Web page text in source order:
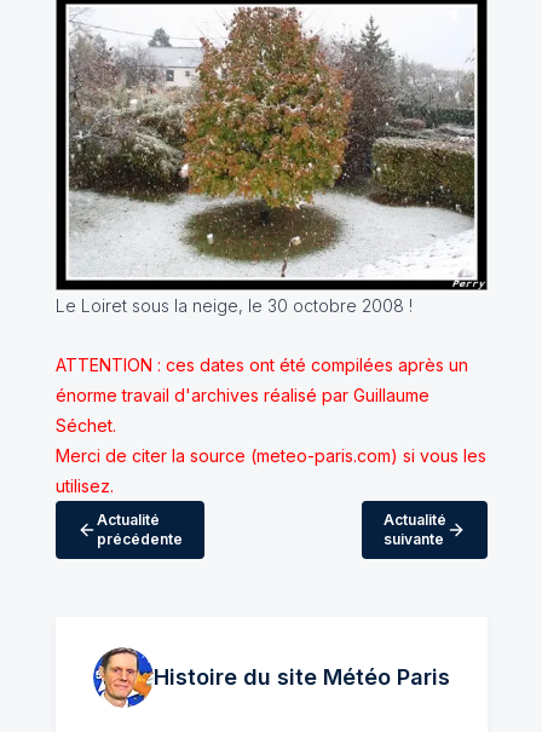
Le Loiret sous la neige, le 30 octobre 2008 !
ATTENTION : ces dates ont été compilées après un
énorme travail d'archives réalisé par Guillaume
Séchet.
Merci de citer la source (meteo-paris.com) si vous les
utilisez.
Actualité
précédente
Actualité
suivante
Histoire du site MétéoParis